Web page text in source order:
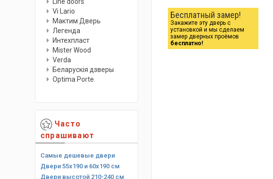
Vi Lario
Мактим Дверь
Легенда
Интехпласт
Мister Wood
Verda
Беларускiя дзверы
Optima Porte
Часто
спрашивают
Самые дешевые двери
Двери 55х190 и 60х190 см
Двери высотой 210-240 см
Бесплатный замер!
Закажите эту дверь с
установкой и мы сделаем
замер дверных проёмов
бесплатно!